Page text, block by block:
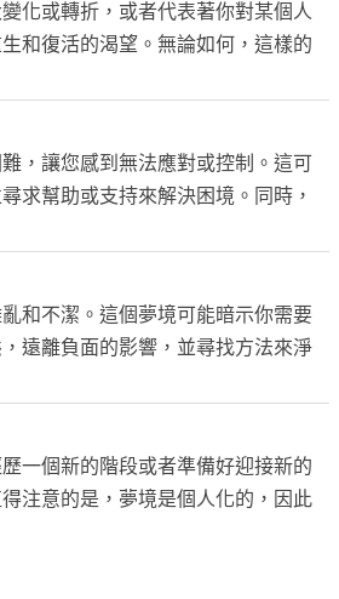
化或轉折，或者代表著你對某個人
和復活的渴望。無論如何，這樣的
，讓您感到無法應對或控制。這可
求幫助或支持來解決困境。同時，
和不潔。這個夢境可能暗示你需要
遠離負面的影響，並尋找方法來淨
一個新的階段或者準備好迎接新的
注意的是，夢境是個人化的，因此